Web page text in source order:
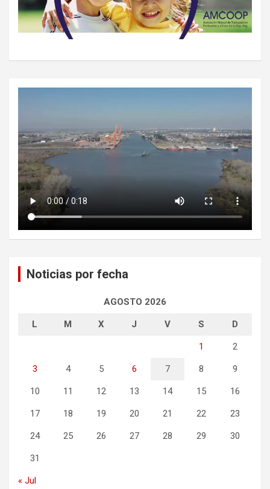
Noticias por fecha
AGOSTO 2026
L M X J V S D
1 2
3 4 5 6 7 8 9
10 11 12 13 14 15 16
17 18 19 20 21 22 23
24 25 26 27 28 29 30
31
« Jul